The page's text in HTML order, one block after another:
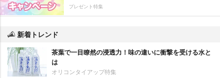
プレゼント特集
新着トレンド
茶葉で一目瞭然の浸透力！味の違いに衝撃を受ける水と
は
オリコンタイアップ特集